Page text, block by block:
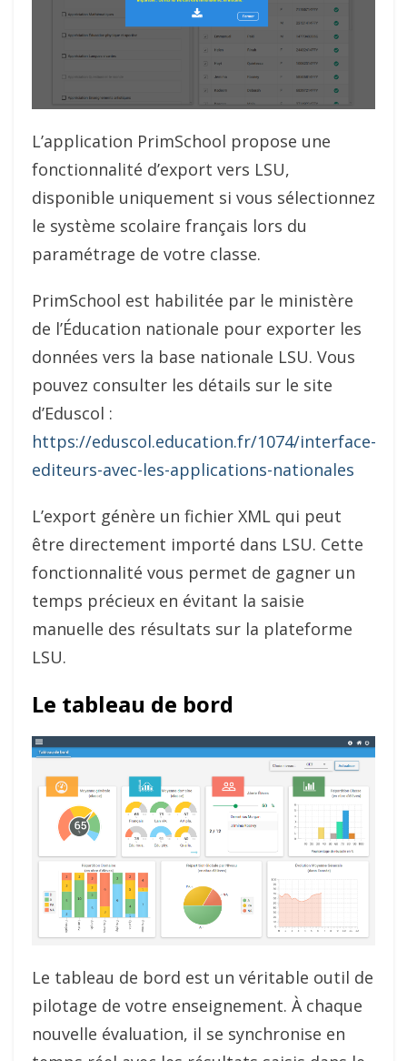
L’application PrimSchool propose une
fonctionnalité d’export vers LSU,
disponible uniquement si vous sélectionnez
le système scolaire français lors du
paramétrage de votre classe.
PrimSchool est habilitée par le ministère
de l’Éducation nationale pour exporter les
données vers la base nationale LSU. Vous
pouvez consulter les détails sur le site
d’Eduscol :
https://eduscol.education.fr/1074/interface-
editeurs-avec-les-applications-nationales
L’export génère un fichier XML qui peut
être directement importé dans LSU. Cette
fonctionnalité vous permet de gagner un
temps précieux en évitant la saisie
manuelle des résultats sur la plateforme
LSU.
Le tableau de bord
Le tableau de bord est un véritable outil de
pilotage de votre enseignement. À chaque
nouvelle évaluation, il se synchronise en